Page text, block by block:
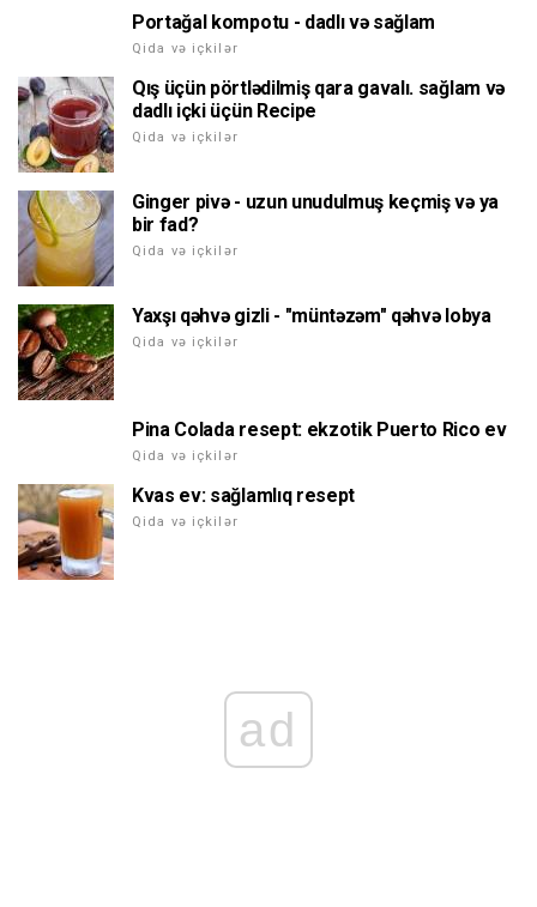
Portağal kompotu - dadlı və sağlam
Qida və içkilər
Qış üçün pörtlədilmiş qara gavalı. sağlam və
dadlı içki üçün Recipe
Qida və içkilər
Ginger pivə - uzun unudulmuş keçmiş və ya
bir fad?
Qida və içkilər
Yaxşı qəhvə gizli - "müntəzəm" qəhvə lobya
Qida və içkilər
Pina Colada resept: ekzotik Puerto Rico ev
Qida və içkilər
Kvas ev: sağlamlıq resept
Qida və içkilər
ad